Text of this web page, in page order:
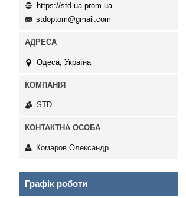
https://std-ua.prom.ua
stdoptom@gmail.com
Одеса, Україна
STD
Комаров Олександр
Графік роботи